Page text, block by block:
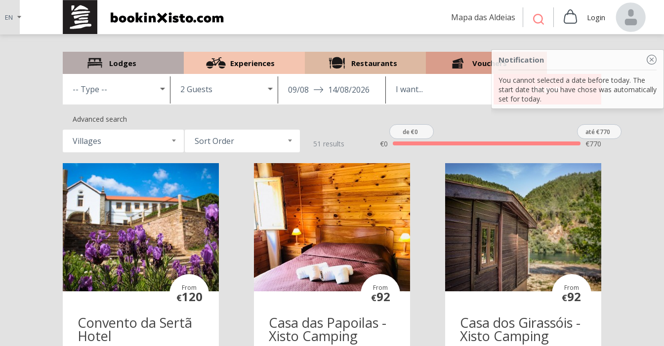
Mapa das Aldeias Login
Notification
You cannot selected a date before today. The
start date that you have chose was automatically
set for today.
Lodges Experiences Restaurants Vouchers
2 Guests 09/08 14/08/2026 Search
Advanced search
Villages Sort Order 51 results €0
de €0 até €770
€770
From
€120
Convento da Sertã
Hotel
From
€92
Casa das Papoilas -
Xisto Camping
From
€92
Casa dos Girassóis -
Xisto Camping